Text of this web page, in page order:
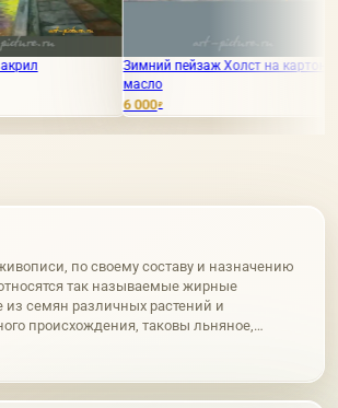
Зимний пейзаж Холст на картоне, Святая Арктика
по своему составу и назначению
так называемые жирные
семян различных растений и
происхождения, таковы льняное,